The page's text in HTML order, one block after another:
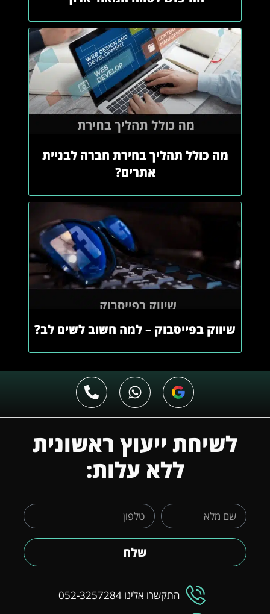
מה כולל תהליך בחירת חברה לבניית
אתרים?
שיווק בפייסבוק – למה חשוב לשים לב?
לשיחת ייעוץ ראשונית
ללא עלות:
שלח
התקשרו אלינו 052-3257284